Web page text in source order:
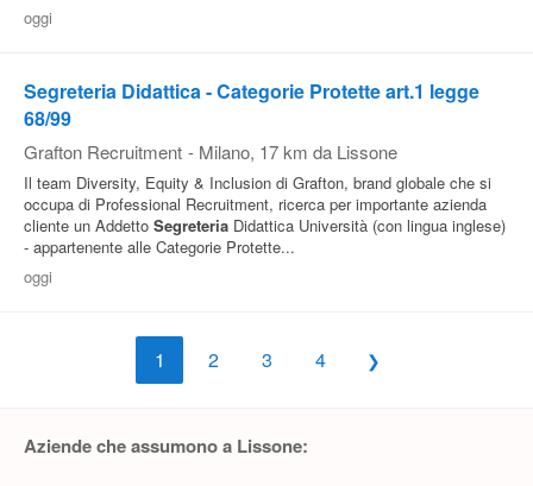
oggi
Segreteria Didattica - Categorie Protette art.1 legge
68/99
Grafton Recruitment - Milano, 17 km da Lissone
Il team Diversity, Equity & Inclusion di Grafton, brand globale che si
occupa di Professional Recruitment, ricerca per importante azienda
cliente un Addetto Segreteria Didattica Università (con lingua inglese)
- appartenente alle Categorie Protette...
oggi
1 2 3 4
Aziende che assumono a Lissone: